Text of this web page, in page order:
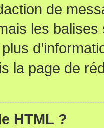
de
les
la page de
HTML ?